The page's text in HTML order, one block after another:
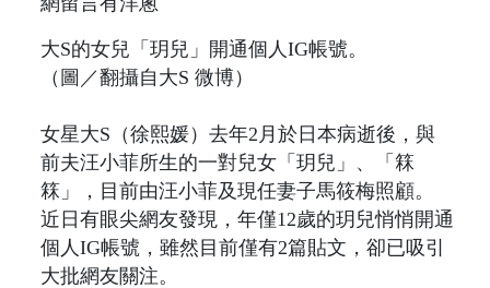
大S的女兒「玥兒」開通個人IG帳號。
（圖／翻攝自大S 微博）
女星大S（徐熙媛）去年2月於日本病逝後，與
前夫汪小菲所生的一對兒女「玥兒」、「箖
箖」，目前由汪小菲及現任妻子馬筱梅照顧。
近日有眼尖網友發現，年僅12歲的玥兒悄悄開通
個人IG帳號，雖然目前僅有2篇貼文，卻已吸引
大批網友關注。